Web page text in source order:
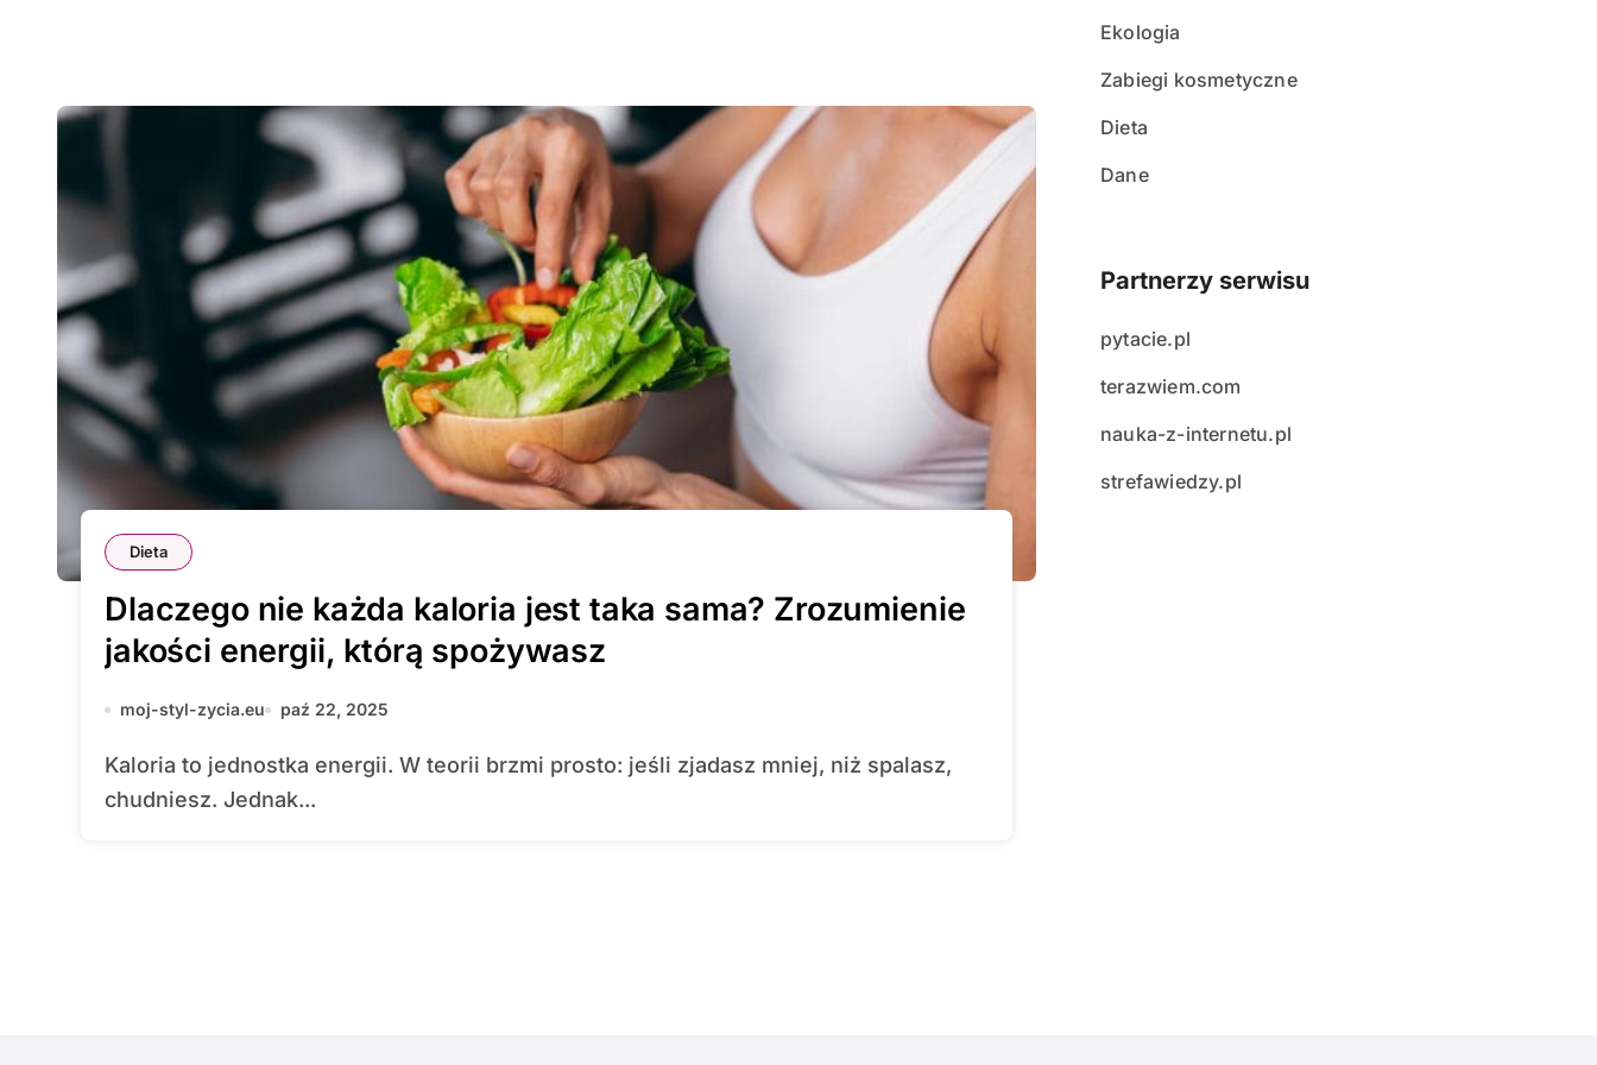
Dieta
Dlaczego nie każda kaloria jest taka sama? Zrozumienie
jakości energii, którą spożywasz
moj-styl-zycia.eu paź 22, 2025
Kaloria to jednostka energii. W teorii brzmi prosto: jeśli zjadasz mniej, niż spalasz,
chudniesz. Jednak...
Ekologia
Zabiegi kosmetyczne
Dieta
Dane
Partnerzy serwisu
pytacie.pl
terazwiem.com
nauka-z-internetu.pl
strefawiedzy.pl